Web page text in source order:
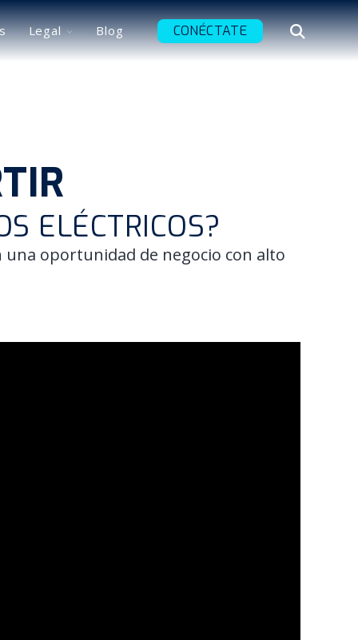
LegalToggle
children
for
Blog CONÉCTATE
Abrir
Búsqueda
ELÉCTRICOS?
una oportunidad de negocio con alto